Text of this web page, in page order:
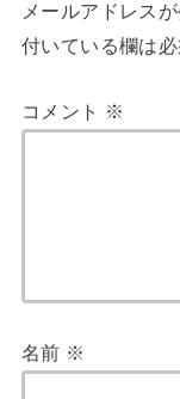
メールアドレス
付いている欄は
コメント ※
名前 ※